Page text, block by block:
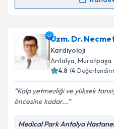
Randevu Takvimi
Uzm. Dr. Mustafa
talebi oluşturun. Size bu
için bir takvim
bilgilendireceğiz.
E-posta Adresiniz
Uzm. Dr.
Kardiyoloji
Antalya, Muratpaşa
4.8 (4
Kalp yetmezliği ve yüksek
öncesine kadar...
Medical Park Antalya